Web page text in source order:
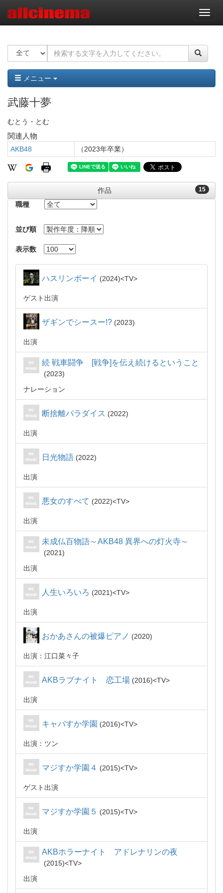
ナ
ビ
ー
ョ
ン
メニュー
武藤十夢
むとう・とむ
関連人物
AKB48 （2023年卒業）
15
作品
職種
並び順
表示数
ハスリンボーイ 2024 TV
ゲスト出演
ザギンでシースー!? 2023
出演
続 戦車闘争 [戦争]を伝え続けるということ
2023
ナレーション
断捨離パラダイス 2022
出演
日光物語 2022
出演
悪女のすべて 2022 TV
出演
未成仏百物語～AKB48 異界への灯火寺～
2021
出演
人生いろいろ 2021 TV
出演
おかあさんの被爆ピアノ 2020
出演：江口菜々子
AKBラブナイト 恋工場 2016 TV
出演
キャバすか学園 2016 TV
出演：ツン
マジすか学園４ 2015 TV
ゲスト出演
マジすか学園５ 2015 TV
出演
AKBホラーナイト アドレナリンの夜
2015
TV
出演